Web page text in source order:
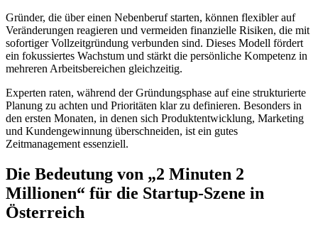
Gründer, die über einen Nebenberuf starten, können flexibler auf
Veränderungen reagieren und vermeiden finanzielle Risiken, die mit
sofortiger Vollzeitgründung verbunden sind. Dieses Modell fördert
ein fokussiertes Wachstum und stärkt die persönliche Kompetenz in
mehreren Arbeitsbereichen gleichzeitig.
Experten raten, während der Gründungsphase auf eine strukturierte
Planung zu achten und Prioritäten klar zu definieren. Besonders in
den ersten Monaten, in denen sich Produktentwicklung, Marketing
und Kundengewinnung überschneiden, ist ein gutes
Zeitmanagement essenziell.
Die Bedeutung von „2 Minuten 2
Millionen“ für die Startup-Szene in
Österreich